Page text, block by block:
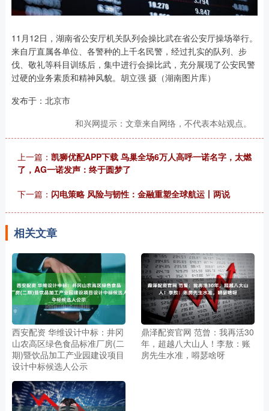
11月12日，湖南省公安厅机关队列会操比武在省公安厅操场举行。
来自厅直属各单位、各警种的上千名民警，经过扎实的队列、步
伐、敬礼等科目训练后，集中进行会操比武，充分展现了公安民警
过硬的业务素质和精神风貌。胡立强 摄（湖南图片库）
发布于：北京市
和兴网提示：文章来自网络，不代表本站观点。
上一篇： 凯狮优配APP下载 鸟巢全场6万人高呼一诺名字，太燃
了，AG一诺发声：终于圆梦了
下一篇： 闪电策略 风险与韧性：金融重塑全球航运丨两说
相关文章
西安配资 华维设计中标：井冈
山农高区绿色食品标准厂房(二
期)暨饮品加工产业园建设项目
设计中标候选人公示
鼎泽配资官网 范曾：我再活30
年，超越八大山人！李敖：账
房先生水准，嘚瑟啥呀